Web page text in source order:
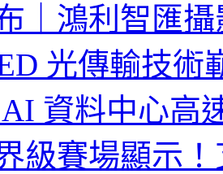
｜鴻利智匯
光傳輸技術
資料中心高
級賽場顯示